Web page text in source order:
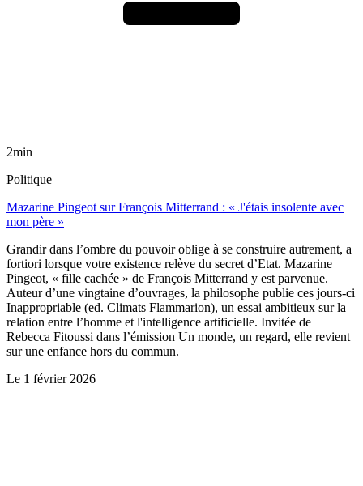
2min
Politique
Mazarine Pingeot sur François Mitterrand : « J'étais insolente avec
mon père »
Grandir dans l’ombre du pouvoir oblige à se construire autrement, a
fortiori lorsque votre existence relève du secret d’Etat. Mazarine
Pingeot, « fille cachée » de François Mitterrand y est parvenue.
Auteur d’une vingtaine d’ouvrages, la philosophe publie ces jours-ci
Inappropriable (ed. Climats Flammarion), un essai ambitieux sur la
relation entre l’homme et l'intelligence artificielle. Invitée de
Rebecca Fitoussi dans l’émission Un monde, un regard, elle revient
sur une enfance hors du commun.
Le 1 février 2026